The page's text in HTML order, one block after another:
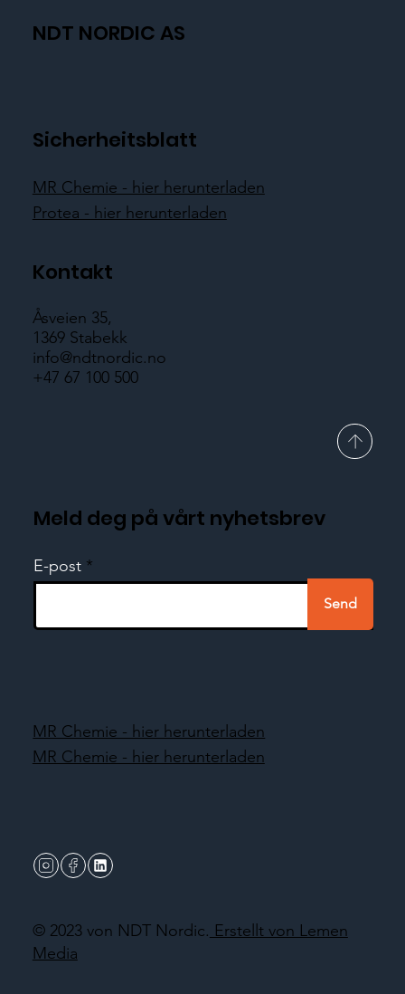
NDT NORDIC AS
Sicherheitsblatt
MR Chemie - hier herunterladen
Protea - hier herunterladen
Kontakt
Åsveien 35,
1369 Stabekk
info@ndtnordic.no
+47 67 100 500
Meld deg på vårt nyhetsbrev
E-post
Send
© 2023 von NDT Nordic. Erstellt von Lemen
Media
MR Chemie - hier herunterladen
MR Chemie - hier herunterladen